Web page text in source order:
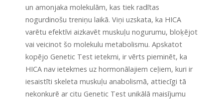
un amonjaka molekulām, kas tiek radītas
nogurdinošu treniņu laikā. Viņi uzskata, ka HICA
varētu efektīvi aizkavēt muskuļu nogurumu, bloķējot
vai veicinot šo molekulu metabolismu. Apskatot
kopējo Genetic Test ietekmi, ir vērts pieminēt, ka
HICA nav ietekmes uz hormonālajiem ceļiem, kuri ir
iesaistīti skeleta muskuļu anabolismā, attiecīgi tā
nekonkurē ar citu Genetic Test unikālā maisījumu